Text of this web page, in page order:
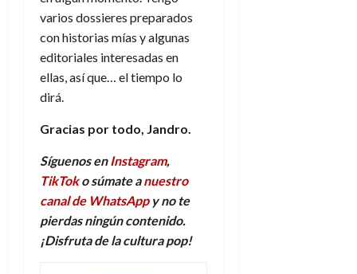
varios dossieres preparados
con historias mías y algunas
editoriales interesadas en
ellas, así que… el tiempo lo
dirá.
Gracias por todo, Jandro.
Síguenos en Instagram,
TikToko súmate anuestro
canal de WhatsAppy no te
pierdas ningún contenido.
¡Disfruta de laculturapop!